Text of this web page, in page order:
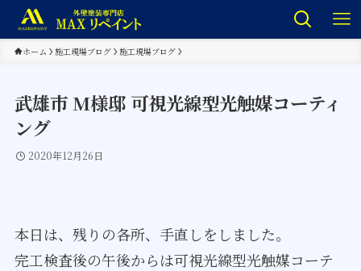
ホーム 施工現場ブログ 施工現場ブログ
武雄市 M様邸 可視光線型光触媒コーティ
ング
2020年12月26日
本日は、残りの各所、手直しをしました。
完工検査後の午後からは可視光線型光触媒コーテ